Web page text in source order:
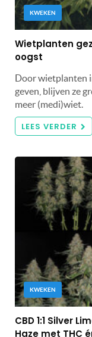
KWEKEN
Wietplanten
oogst
Door wietplanten
geven, blijven ze
meer (medi)wiet.
LEES VERDER
KWEKEN
CBD 1:1 Silver
Haze met THC